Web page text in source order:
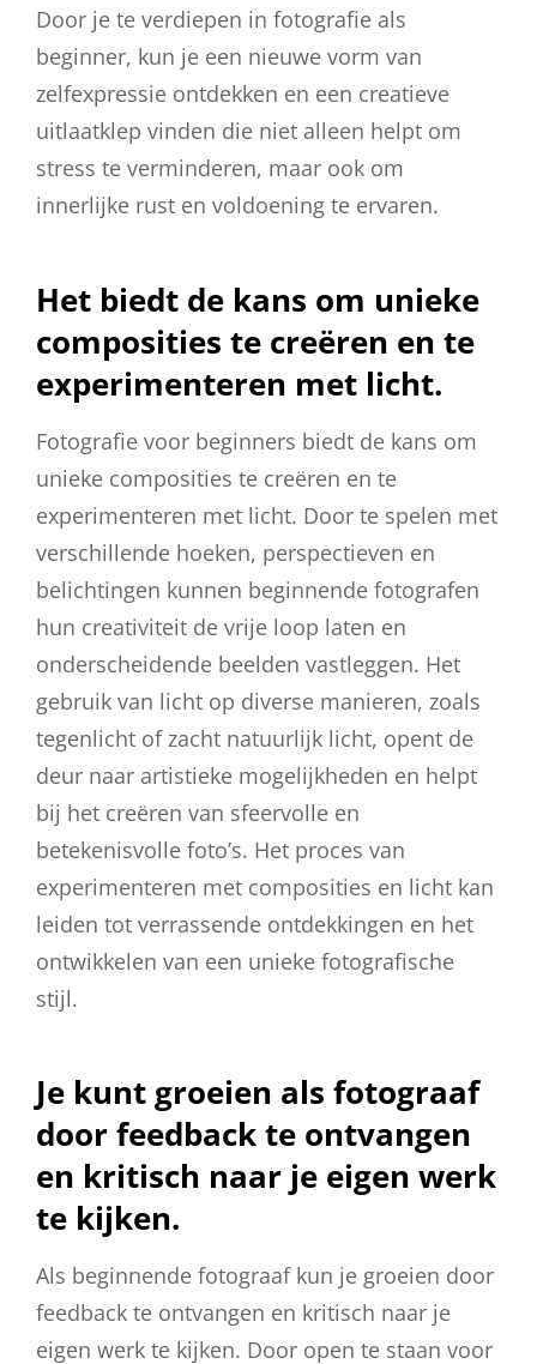
Door je te verdiepen in fotografie als
beginner, kun je een nieuwe vorm van
zelfexpressie ontdekken en een creatieve
uitlaatklep vinden die niet alleen helpt om
stress te verminderen, maar ook om
innerlijke rust en voldoening te ervaren.
Het biedt de kans om unieke
composities te creëren en te
experimenteren met licht.
Fotografie voor beginners biedt de kans om
unieke composities te creëren en te
experimenteren met licht. Door te spelen met
verschillende hoeken, perspectieven en
belichtingen kunnen beginnende fotografen
hun creativiteit de vrije loop laten en
onderscheidende beelden vastleggen. Het
gebruik van licht op diverse manieren, zoals
tegenlicht of zacht natuurlijk licht, opent de
deur naar artistieke mogelijkheden en helpt
bij het creëren van sfeervolle en
betekenisvolle foto’s. Het proces van
experimenteren met composities en licht kan
leiden tot verrassende ontdekkingen en het
ontwikkelen van een unieke fotografische
stijl.
Je kunt groeien als fotograaf
door feedback te ontvangen
en kritisch naar je eigen werk
te kijken.
Als beginnende fotograaf kun je groeien door
feedback te ontvangen en kritisch naar je
eigen werk te kijken. Door open te staan voor